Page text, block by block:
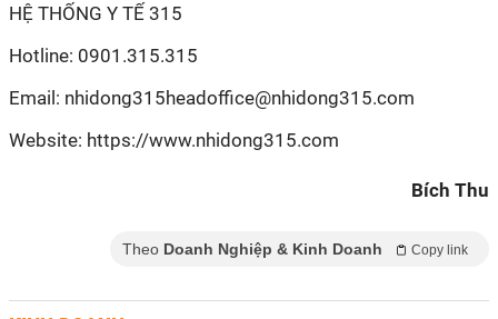
HỆ THỐNG Y TẾ 315
Hotline: 0901.315.315
Email: nhidong315headoffice@nhidong315.com
Website: https://www.nhidong315.com
Bích Thu
Theo Doanh Nghiệp & Kinh Doanh Copy link